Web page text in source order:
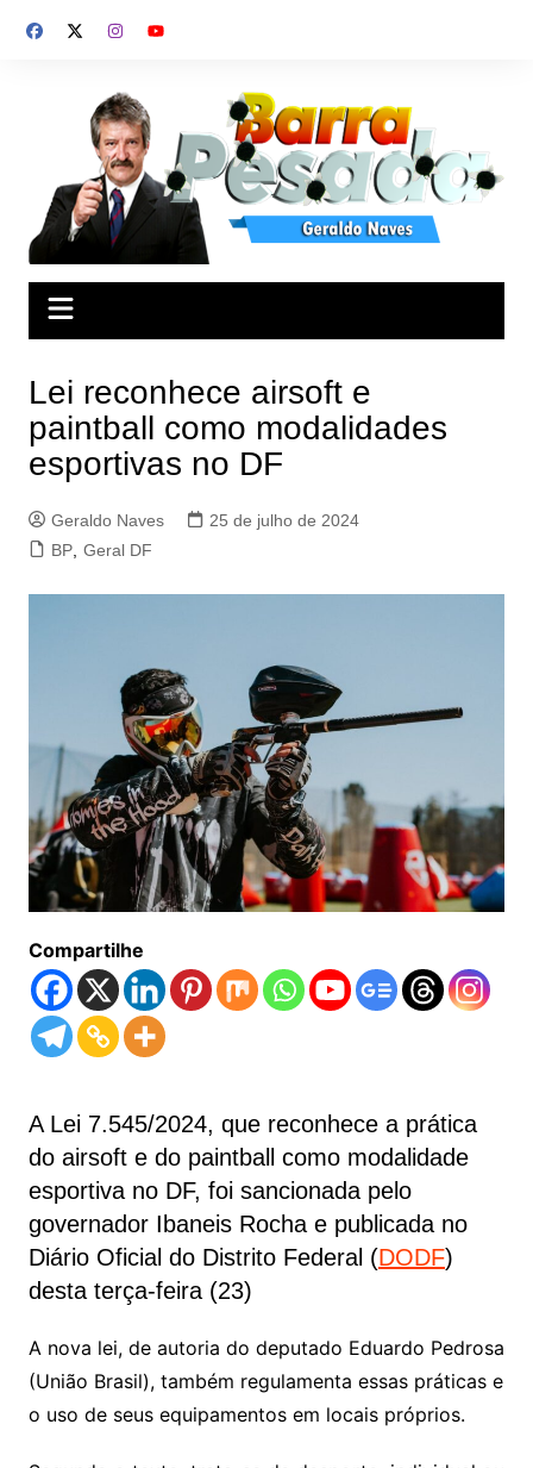
para
Lei reconhece airsoft e
paintball como modalidades
esportivas no DF
Geraldo Naves
25 de julho de 2024
BP, Geral DF
Compartilhe
A Lei 7.545/2024, que reconhece a prática
do airsoft e do paintball como modalidade
esportiva no DF, foi sancionada pelo
governador Ibaneis Rocha e publicada no
Diário Oficial do Distrito Federal (DODF)
desta terça-feira (23)
A nova lei, de autoria do deputado Eduardo Pedrosa
(União Brasil), também regulamenta essas práticas e
o uso de seus equipamentos em locais próprios.